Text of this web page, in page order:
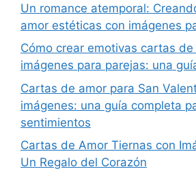
Un romance atemporal:
amor estéticas con imágenes
Cómo crear emotivas cartas de
imágenes para parejas: una
Cartas de amor para San
imágenes: una guía completa
sentimientos
Cartas de Amor Tiernas con
Un Regalo del Corazón